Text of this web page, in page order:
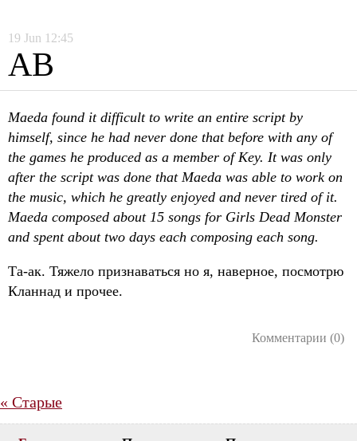
19 Jun 12:45
AB
Maeda found it difficult to write an entire sсript by
himself, since he had never done that before with any of
the games he produced as a member of Key. It was only
after the sсript was done that Maeda was able to work on
the music, which he greatly enjoyed and never tired of it.
Maeda composed about 15 songs for Girls Dead Monster
and spent about two days each composing each song.
Та-ак. Тяжело признаваться но я, наверное, посмотрю
Кланнад и прочее.
Комментарии (0)
« Старые